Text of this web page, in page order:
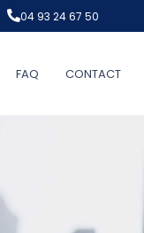
04 93 24 67 50
FAQ CONTACT